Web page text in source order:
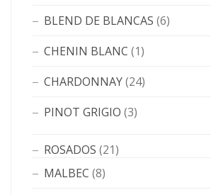
BLEND DE BLANCAS (6)
CHENIN BLANC (1)
CHARDONNAY(24)
PINOT GRIGIO (3)
ROSADOS (21)
MALBEC (8)